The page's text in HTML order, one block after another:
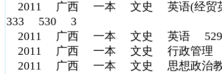
2011 广西 一本 文史 英语(经贸英
333 530 3
2011 广西 一本 文史 英语
2011 广西 一本 文史 行政管
2011 广西 一本 文史 思想政治